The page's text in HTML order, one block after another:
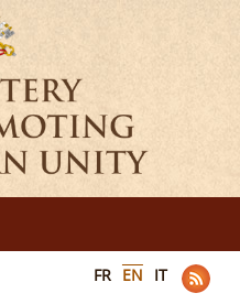
FR EN IT